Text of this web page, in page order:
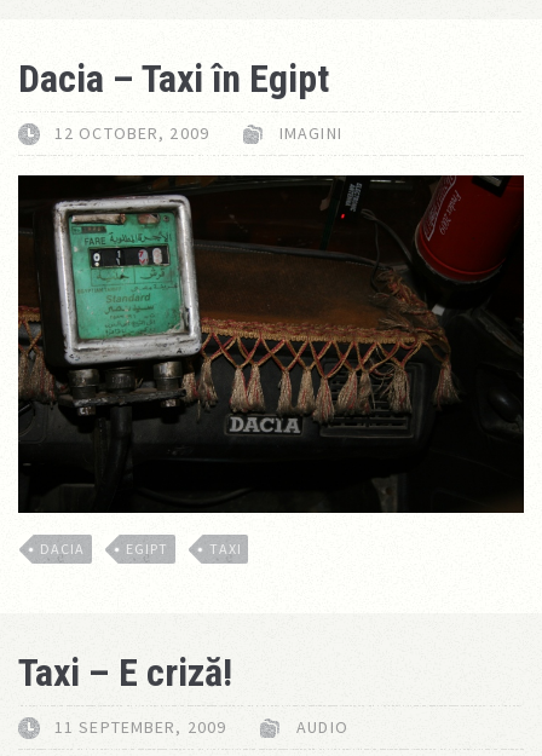
Dacia – Taxi în Egipt
12 OCTOBER, 2009 IMAGINI
DACIA EGIPT TAXI
Taxi – E criză!
11 SEPTEMBER, 2009 AUDIO